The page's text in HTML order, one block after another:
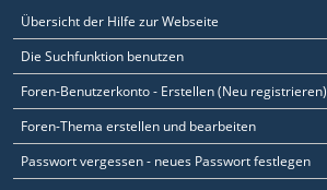
Übersicht der Hilfe zur Webseite
Die Suchfunktion benutzen
Foren-Benutzerkonto - Erstellen (Neu registrieren)
Foren-Thema erstellen und bearbeiten
Passwort vergessen - neues Passwort festlegen